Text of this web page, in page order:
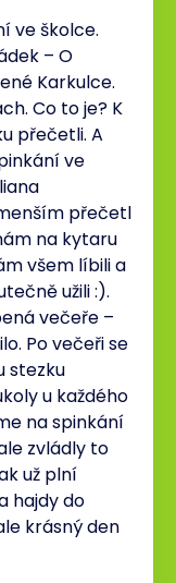
ve školce.
– O
Karkulce.
Co to je? K
přečetli. A
ve
přečetl
na kytaru
všem líbili a
užili :).
večeře –
Po večeři se
stezku
u každého
na spinkání
zvládly to
už plní
hajdy do
krásný den